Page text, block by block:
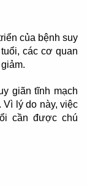
của bệnh suy
các cơ quan
giãn tĩnh mạch
lý do này, việc
cần được chú